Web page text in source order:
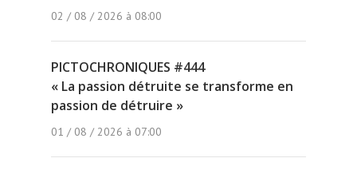
02 / 08 / 2026 à 08:00
PICTOCHRONIQUES #444
« La passion détruite se transforme en
passion de détruire »
01 / 08 / 2026 à 07:00